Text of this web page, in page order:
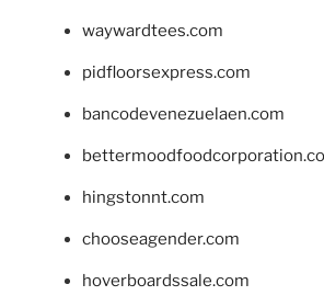
waywardtees.com
pidfloorsexpress.com
bancodevenezuelaen.com
hingstonnt.com
chooseagender.com
hoverboardssale.com